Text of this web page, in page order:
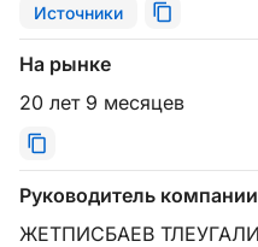
Источники
На рынке
20 лет 9 месяцев
Руководитель компании
ЖЕТПИСБАЕВ